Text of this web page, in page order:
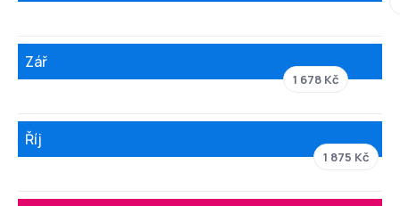
Zář
1 678 Kč
Říj
1 875 Kč